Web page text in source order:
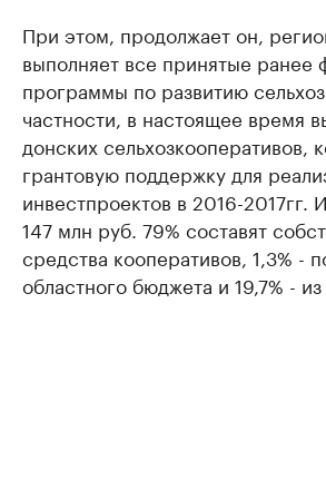
При этом, продолжает он,
выполняет все принятые ранее
программы по развитию
частности, в настоящее время
донских сельхозкооперативов,
грантовую поддержку для
инвестпроектов в 2016-2017гг.
147 млн руб. 79% составят
средства кооперативов, 1,3% -
областного бюджета и 19,7% -